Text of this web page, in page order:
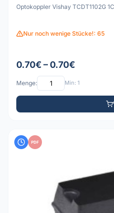
Optokoppler Vishay TCDT1102G
Nur noch wenige Stücke!: 65
0.70€ – 0.70€
Menge: Min: 1
PDF